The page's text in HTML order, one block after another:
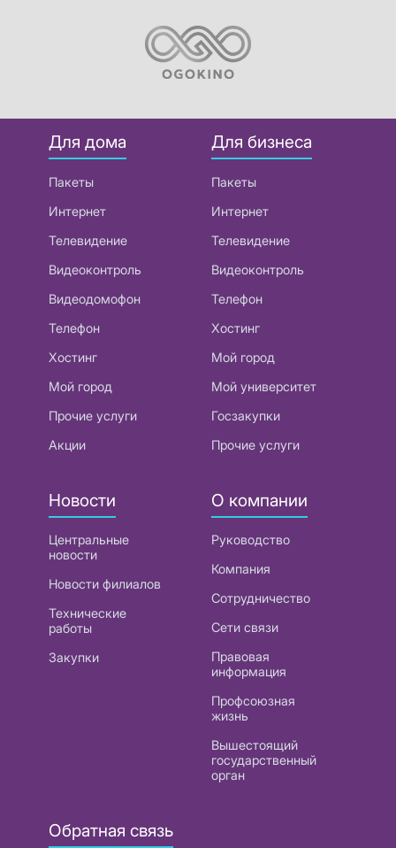
Для дома
Пакеты
Интернет
Телевидение
Видеоконтроль
Видеодомофон
Телефон
Хостинг
Мой город
Прочие услуги
Акции
Для бизнеса
Пакеты
Интернет
Телевидение
Видеоконтроль
Телефон
Хостинг
Мой город
Мой университет
Госзакупки
Прочие услуги
Новости
Центральные
новости
Новости филиалов
Технические
работы
Закупки
О компании
Руководство
Компания
Сотрудничество
Сети связи
Правовая
информация
Профсоюзная
жизнь
Вышестоящий
государственный
орган
Обратная связь